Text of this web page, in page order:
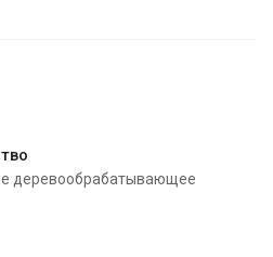
деревообрабатывающее